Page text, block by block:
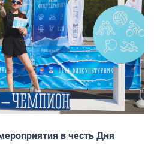
в честь Дня